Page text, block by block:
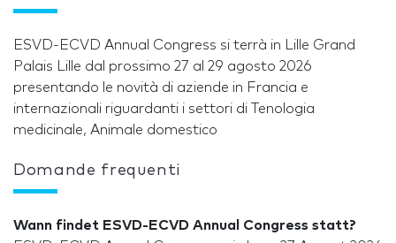
ESVD-ECVD Annual Congress si terrà in Lille Grand
Palais Lille dal prossimo 27 al 29 agosto 2026
presentando le novità di aziende in Francia e
internazionali riguardanti i settori di Tenologia
medicinale, Animale domestico
Domande frequenti
Wann findet ESVD-ECVD Annual Congress statt?